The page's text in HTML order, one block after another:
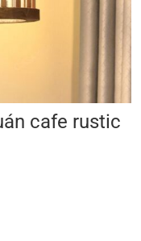
cafe rustic
đại WAG-66 số lượng